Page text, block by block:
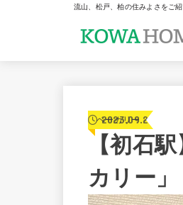
流山、松戸、柏の住みよさをご
ベーカリー
2023.09.21
【初石
カリー」